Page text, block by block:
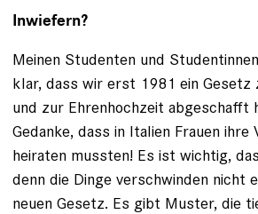
Inwiefern?
Meinen Studenten und
klar, dass wir erst 1981 ein Gesetz
und zur Ehrenhochzeit abgeschafft
Gedanke, dass in Italien Frauen
heiraten mussten! Es ist wichtig,
denn die Dinge verschwinden nicht
neuen Gesetz. Es gibt Muster, die